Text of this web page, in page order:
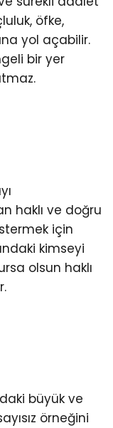
öfke,
yol açabilir.
bir yer
haklı ve doğru
için
kimseyi
olsun haklı
büyük ve
örneğini